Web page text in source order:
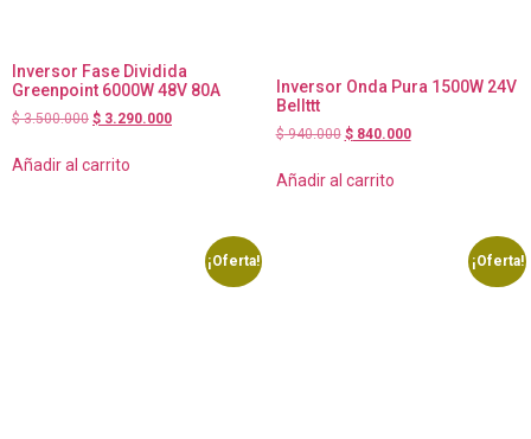
Inversor Fase Dividida
Greenpoint 6000W 48V 80A
$3.500.000 $ 3.290.000
Añadir al carrito
Inversor Onda Pura 1500W 24V
Bellttt
$940.000 $840.000
Añadir al carrito
¡Oferta! ¡Oferta!